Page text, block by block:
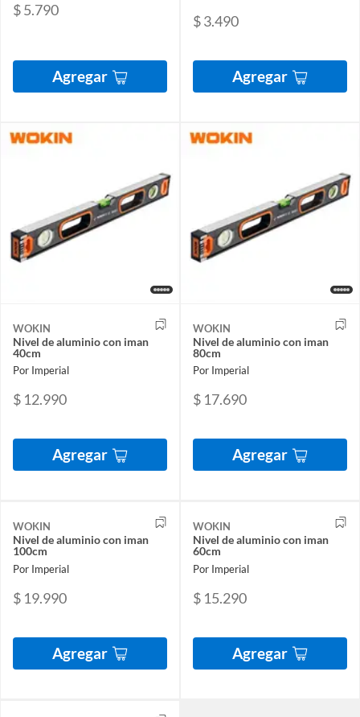
$ 5.790
Agregar
$ 3.490
Agregar
WOKIN
Nivel de aluminio con iman
40cm
Por Imperial
$ 12.990
Agregar
WOKIN
Nivel de aluminio con iman
80cm
Por Imperial
$ 17.690
Agregar
WOKIN
Nivel de aluminio con iman
100cm
Por Imperial
$ 19.990
Agregar
WOKIN
Nivel de aluminio con iman
60cm
Por Imperial
$ 15.290
Agregar